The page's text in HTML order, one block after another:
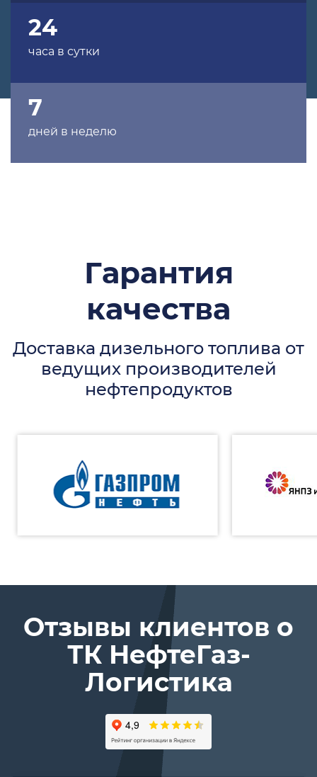
24
часа в сутки
7
дней в неделю
Гарантия
качества
Доставка дизельного топлива от
ведущих производителей
нефтепродуктов
Отзывы клиентов о
ТК Нефте­Газ­
Логистика